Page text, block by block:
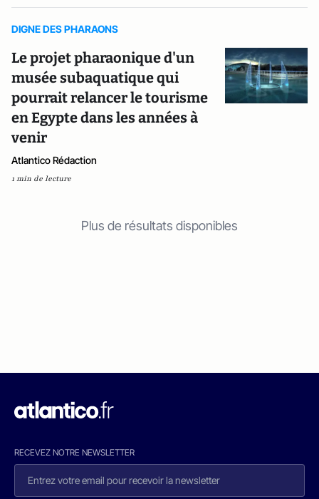
DIGNE DES PHARAONS
Le projet pharaonique d'un
musée subaquatique qui
pourrait relancer le tourisme
en Egypte dans les années à
venir
Atlantico Rédaction
1 min de lecture
Plus de résultats disponibles
RECEVEZ NOTRE NEWSLETTER